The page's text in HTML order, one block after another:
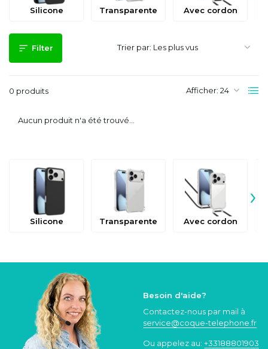
Silicone Transparente Avec cordon
Filter
0 produits Afficher:
Trier par:
Aucun produit n'a été trouvé...
Silicone Transparente Avec cordon
›
Besoin d'aide?
Contactez-nous par mail à
service@coque-telephone.fr
Ou appelez au: +33188801903